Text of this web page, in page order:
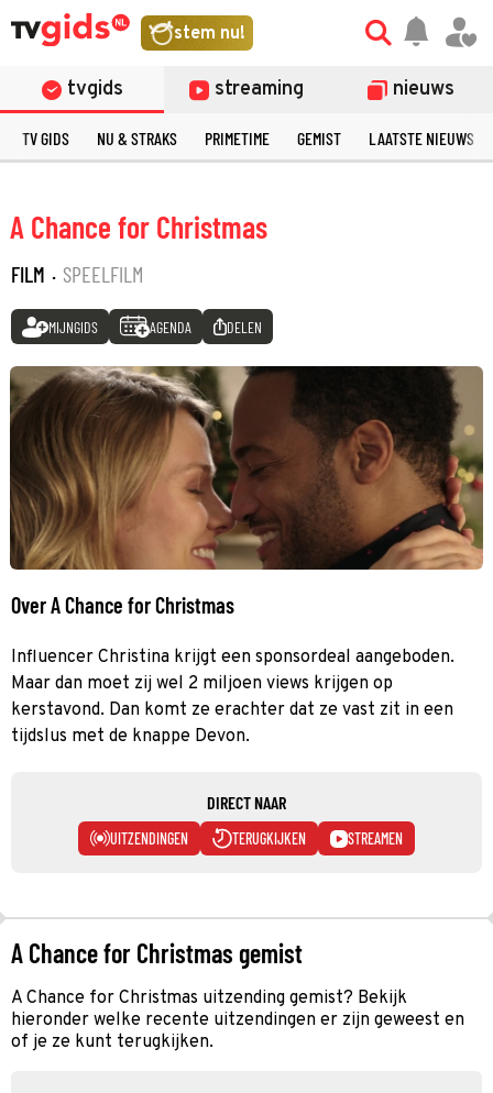
stem nu!
tvgids streaming nieuws
TV GIDS NU & STRAKS PRIMETIME GEMIST LAATSTE NIEUWS
A Chance for Christmas
FILM · SPEELFILM
MIJNGIDS AGENDA DELEN
Over A Chance for Christmas
Influencer Christina krijgt een sponsordeal aangeboden.
Maar dan moet zij wel 2 miljoen views krijgen op
kerstavond. Dan komt ze erachter dat ze vast zit in een
tijdslus met de knappe Devon.
DIRECT NAAR
UITZENDINGEN TERUGKIJKEN STREAMEN
A Chance for Christmas gemist
A Chance for Christmas uitzending gemist? Bekijk
hieronder welke recente uitzendingen er zijn geweest en
of je ze kunt terugkijken.